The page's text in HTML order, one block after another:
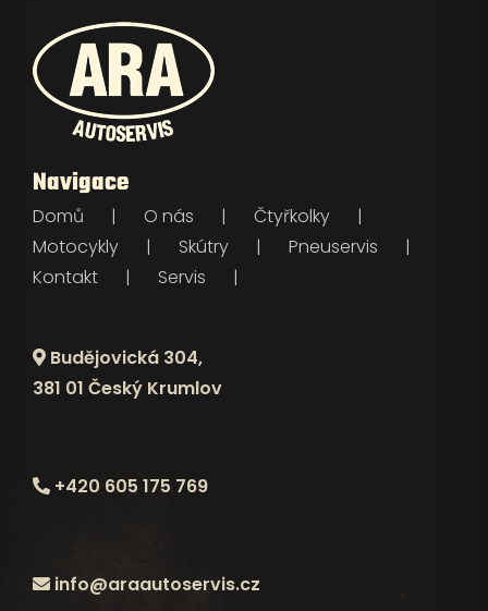
Navigace
Domů O nás
Čtyřkolky
Motocykly
Skútry
Pneuservis
Kontakt
Servis
Budějovická 304,
381 01 Český Krumlov
+420 605 175 769
info@araautoservis.cz